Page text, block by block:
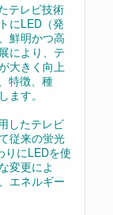
テレビ技術
にLED（発
鮮明かつ高
により、テ
大きく向上
特徴、種
ます。
したテレビ
従来の蛍光
りにLEDを使
変更によ
エネルギー